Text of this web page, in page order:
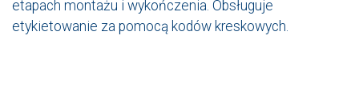
etapach montażu i wykończenia. Obsługuje
etykietowanie za pomocą kodów kreskowych.